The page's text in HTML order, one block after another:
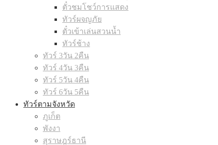
ตั๋วชมโชว์การแสดง
ทัวร์ผจญภัย
ตั๋วเข้าเล่นสวนน้ำ
ทัวร์ช้าง
ทัวร์ 3วัน 2คืน
ทัวร์ 4วัน 3คืน
ทัวร์ 5วัน 4คืน
ทัวร์ 6วัน 5คืน
ทัวร์ตามจังหวัด
ภูเก็ต
พังงา
สุราษฎร์ธานี